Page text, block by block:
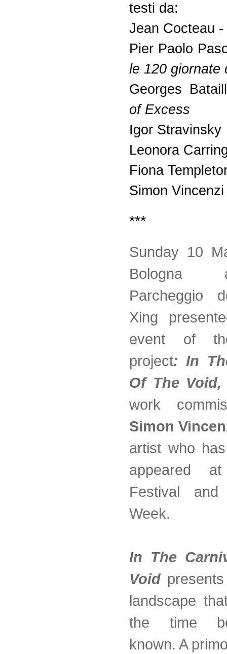
testi da:
Jean Cocteau -
Pier Paolo
le 120 giornate
Georges
of Excess
Igor Stravinsky
Leonora
Fiona
Simon Vincenzi
***
Sunday 10
Parcheggio
Xing
event of
project:In
Of The Void,
work
Simon
artist who
appeared
Festival
Week.
In The
Void
landscape
the time
known. A